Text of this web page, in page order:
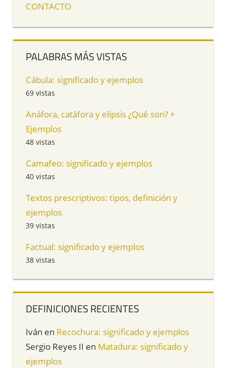
CONTACTO
PALABRAS MÁS VISTAS
Cábula: significado y ejemplos
69 vistas
Anáfora, catáfora y elipsis ¿Qué son? +
Ejemplos
48 vistas
Camafeo: significado y ejemplos
40 vistas
Textos prescriptivos: tipos, definición y
ejemplos
39 vistas
Factual: significado y ejemplos
38 vistas
DEFINICIONES RECIENTES
Iván en Recochura: significado y ejemplos
Sergio Reyes II en Matadura: significado y
ejemplos